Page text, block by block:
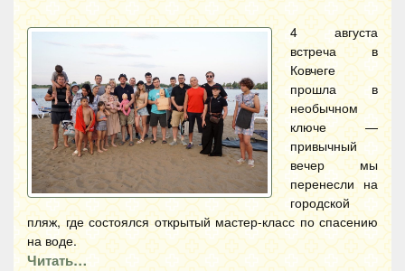
4 августа
встреча в
Ковчеге
прошла в
необычном
ключе —
привычный
вечер мы
перенесли на
городской
пляж, где состоялся открытый мастер-класс по спасению
на воде.
Читать…